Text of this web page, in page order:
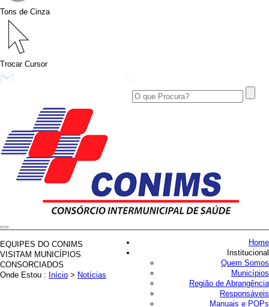
Tons de Cinza
Trocar Cursor
Home
Institucional
Quem Somos
Municípios
Região de Abrangência
Responsáveis
Manuais e POPs
EQUIPES DO CONIMS
VISITAM MUNICÍPIOS
CONSORCIADOS
Onde Estou : Início > Notícias